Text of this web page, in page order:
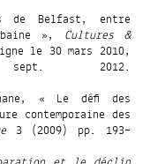
de Belfast, entre
», Cultures &
le 30 mars 2010,
2012.
« Le défi des
contemporaine des
3 (2009) pp. 193–